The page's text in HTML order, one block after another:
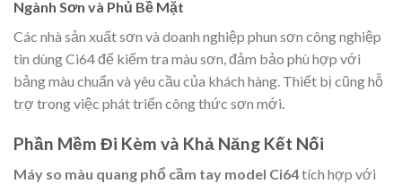
Ngành Sơn và Phủ Bề Mặt
Các nhà sản xuất sơn và doanh nghiệp phun sơn công nghiệp
tin dùng Ci64 để kiểm tra màu sơn, đảm bảo phù hợp với
bảng màu chuẩn và yêu cầu của khách hàng. Thiết bị cũng hỗ
trợ trong việc phát triển công thức sơn mới.
Phần Mềm Đi Kèm và Khả Năng Kết Nối
Máy so màu quang phổ cầm tay model Ci64tích hợp với